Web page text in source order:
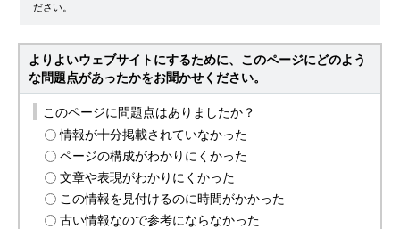
ださい。
よりよいウェブサイトにするために、このページにどのよう
な問題点があったかをお聞かせください。
このページに問題点はありましたか？
情報が十分掲載されていなかった
ページの構成がわかりにくかった
文章や表現がわかりにくかった
この情報を見付けるのに時間がかかった
古い情報なので参考にならなかった